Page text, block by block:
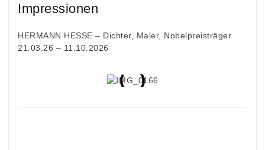
Impressionen
HERMANN HESSE – Dichter, Maler, Nobelpreisträger
21.03.26 – 11.10.2026